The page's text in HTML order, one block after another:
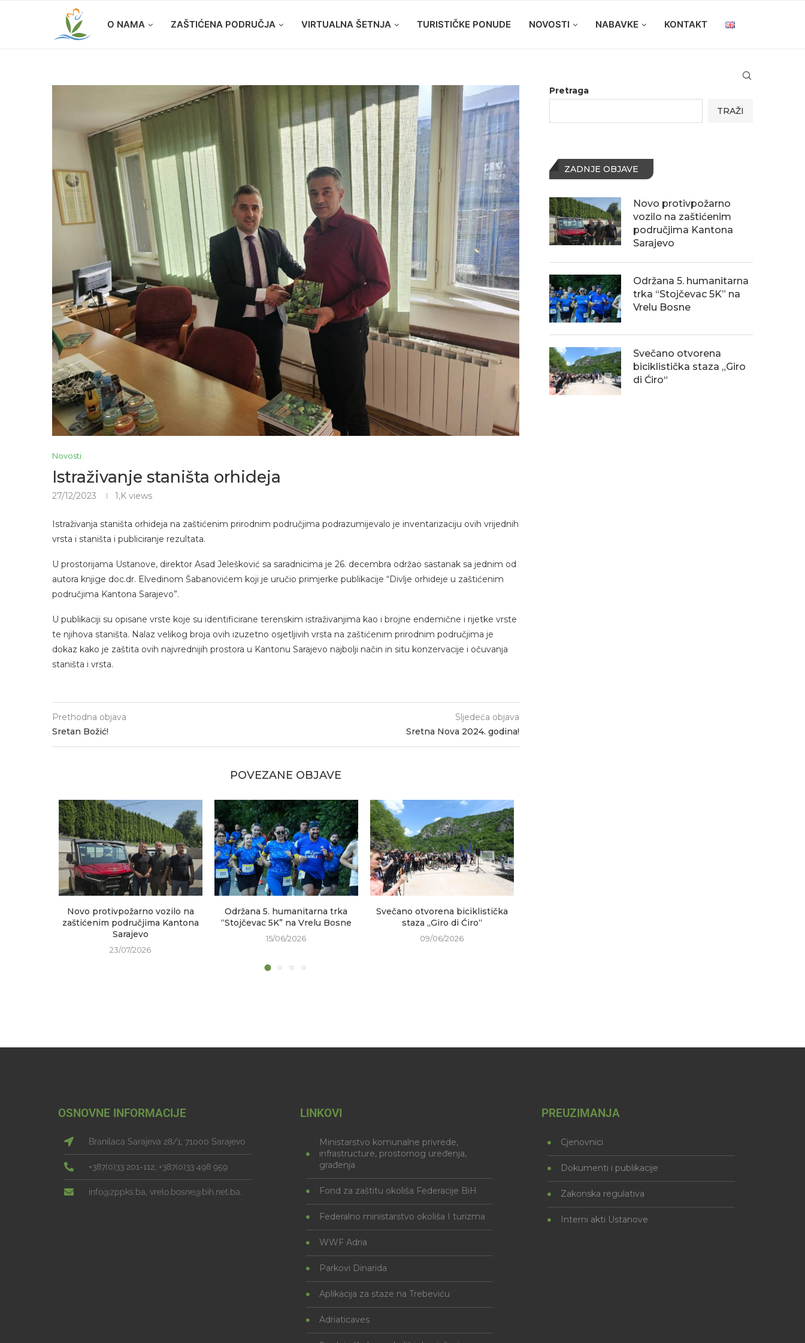
O NAMA ZAŠTIĆENA PODRUČJA VIRTUALNA ŠETNJA TURISTIČKE PONUDE NOVOSTI NABAVKE KONTAKT
Novosti
Istraživanje staništa orhideja
27/12/2023 1,K views
Istraživanja staništa orhideja na zaštićenim prirodnim područjima podrazumijevalo je inventarizaciju ovih vrijednih
vrsta i staništa i publiciranje rezultata.
U prostorijama Ustanove, direktor Asad Jelešković sa saradnicima je 26. decembra održao sastanak sa jednim od
autora knjige doc.dr. Elvedinom Šabanovićem koji je uručio primjerke publikacije “Divlje orhideje u zaštićenim
područjima Kantona Sarajevo”.
U publikaciji su opisane vrste koje su identificirane terenskim istraživanjima kao i brojne endemične i rijetke vrste
te njihova staništa. Nalaz velikog broja ovih izuzetno osjetljivih vrsta na zaštićenim prirodnim područjima je
dokaz kako je zaštita ovih najvrednijih prostora u Kantonu Sarajevo najbolji način in situ konzervacije i očuvanja
staništa i vrsta.
Prethodna objava
Sretan Božić!
Sljedeća objava
Sretna Nova 2024. godina!
POVEZANE OBJAVE
Novo protivpožarno vozilo na
zaštićenim područjima Kantona
Sarajevo
23/07/2026
Održana 5. humanitarna trka
“Stojčevac 5K” na Vrelu Bosne
15/06/2026
Svečano otvorena biciklistička
staza „Giro di Ćiro“
09/06/2026
Pretraga
TRAŽI
ZADNJE OBJAVE
Novo protivpožarno
vozilo na zaštićenim
područjima Kantona
Sarajevo
Održana 5. humanitarna
trka “Stojčevac 5K” na
Vrelu Bosne
Svečano otvorena
biciklistička staza „Giro
di Ćiro“
OSNOVNE INFORMACIJE
Branilaca Sarajeva 28/1, 71000 Sarajevo
+387(0)33 201-112, +387(0)33 498 959
info@zppks.ba, vrelo.bosne@bih.net.ba.
LINKOVI
Ministarstvo komunalne privrede,
infrastructure, prostornog uređenja,
građenja
Fond za zaštitu okoliša Federacije BiH
Federalno ministarstvo okoliša I turizma
WWF Adria
Parkovi Dinarida
Aplikacija za staze na Trebeviću
Adriaticaves
PREUZIMANJA
Cjenovnici
Dokumenti i publikacije
Zakonska regulativa
Interni akti Ustanove